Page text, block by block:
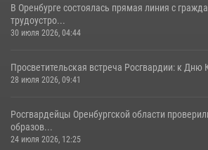
В Оренбурге состоялась прямая линия с
трудоустро...
30 июля 2026, 04:44
Просветительская встреча Росгвардии: к Дню
28 июля 2026, 09:41
Росгвардейцы Оренбургской области
образов...
24 июля 2026, 12:25